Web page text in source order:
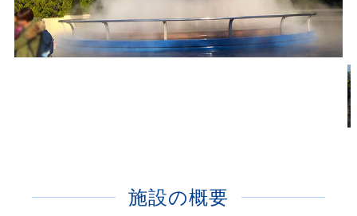
施設の概要